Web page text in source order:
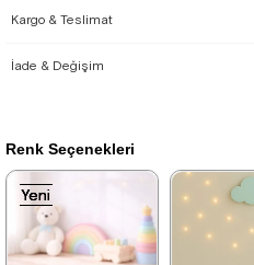
Kargo & Teslimat
İade & Değişim
Renk Seçenekleri
Yeni
Ürün
Yeni
Ürün
Yeni
Ürün
Yeni
Ürün